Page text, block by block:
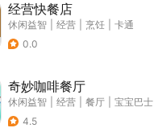
经营快餐店
休闲益智 经营 烹饪
卡通
0.0
奇妙咖啡餐厅
休闲益智 经营 餐厅
宝宝巴士
4.5